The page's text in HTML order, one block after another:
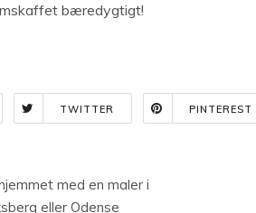
bæredygtigt!
TWITTER PINTEREST
med en maler i
eller Odense